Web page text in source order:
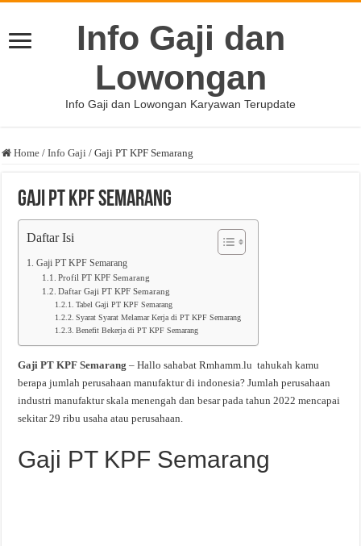
Info Gaji dan
Lowongan
Info Gaji dan Lowongan Karyawan Terupdate
Home / Info Gaji / Gaji PT KPF Semarang
Gaji PT KPF Semarang
Daftar Isi
Gaji PT KPF Semarang
Profil PT KPF Semarang
Daftar Gaji PT KPF Semarang
Tabel Gaji PT KPF Semarang
Syarat Syarat Melamar Kerja di PT KPF Semarang
Benefit Bekerja di PT KPF Semarang
Gaji PT KPF Semarang – Hallo sahabat Rmhamm.lu tahukah kamu
berapa jumlah perusahaan manufaktur di indonesia? Jumlah perusahaan
industri manufaktur skala menengah dan besar pada tahun 2022 mencapai
sekitar 29 ribu usaha atau perusahaan.
Gaji PT KPF Semarang